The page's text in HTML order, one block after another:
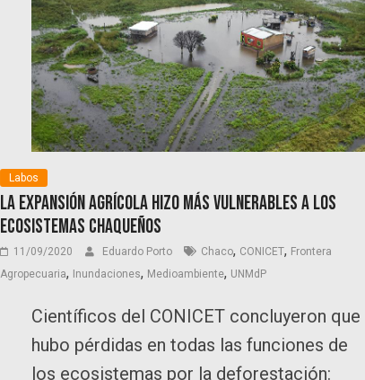
Labos
La expansión agrícola hizo más vulnerables a los
ecosistemas chaqueños
11/09/2020 Eduardo Porto Chaco, CONICET, Frontera
Agropecuaria, Inundaciones, Medioambiente, UNMdP
Científicos del CONICET concluyeron que
hubo pérdidas en todas las funciones de
los ecosistemas por la deforestación: